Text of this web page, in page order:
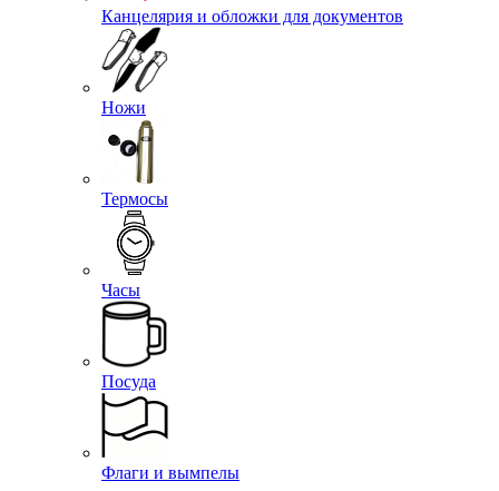
Канцелярия и обложки для документов
Ножи
Термосы
Часы
Посуда
Флаги и вымпелы